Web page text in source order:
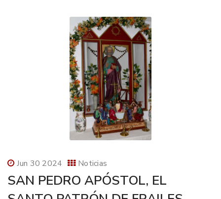
Jun 30 2024 Noticias
SAN PEDRO APÓSTOL, EL